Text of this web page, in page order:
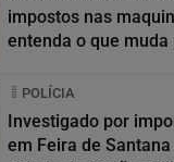
impostos nas
entenda o que muda
POLÍCIA
Investigado por
em Feira de